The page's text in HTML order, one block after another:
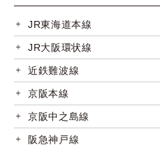
JR東海道本線
JR大阪環状線
近鉄難波線
京阪本線
京阪中之島線
阪急神戸線